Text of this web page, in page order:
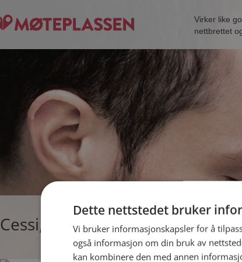
Virker like
nettbrettet
Cessi, single kvinne fra Skien
Dette nettstedet bruker
Vi bruker informasjonskapsler for å
også informasjon om din bruk av
kan kombinere den med annen